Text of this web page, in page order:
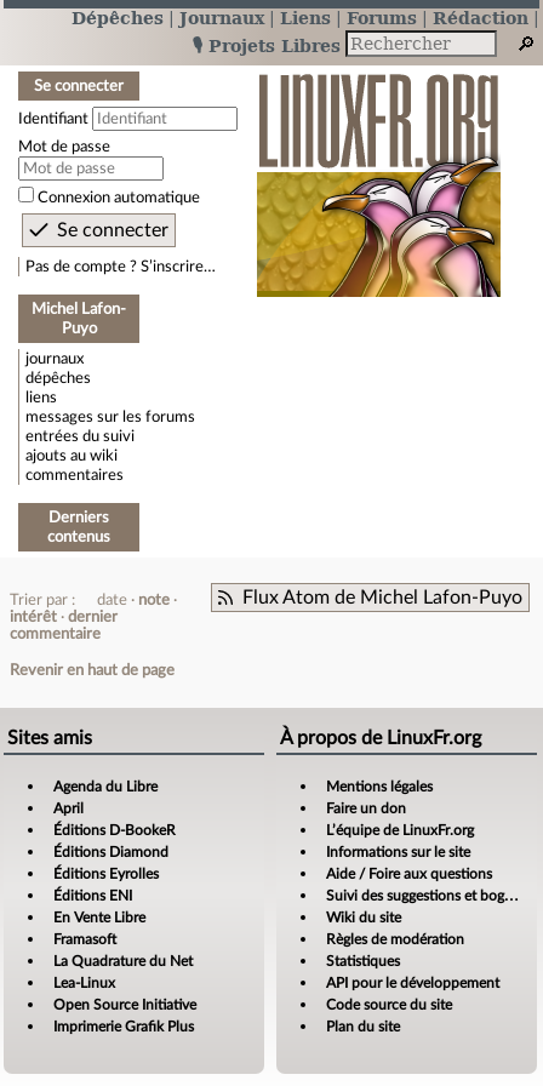
Dépêches Journaux Liens Forums
Rédaction
🎙️ Projets Libres
Se connecter
Identifiant
Mot de passe
Connexion automatique
Pas de compte ? S’inscrire…
Michel Lafon-
Puyo
journaux
dépêches
liens
messages sur les forums
entrées du suivi
ajouts au wiki
commentaires
Derniers
contenus
Flux Atom de Michel Lafon-Puyo
Trier par : date
note
intérêt
dernier
commentaire
Revenir en haut de page
Sites amis
Agenda du Libre
April
Éditions D-BookeR
Éditions Diamond
Éditions Eyrolles
Éditions ENI
En Vente Libre
Framasoft
La Quadrature du Net
Lea-Linux
Open Source Initiative
Imprimerie Grafik Plus
À propos de LinuxFr.org
Mentions légales
Faire un don
L’équipe de LinuxFr.org
Informations sur le site
Aide / Foire aux questions
Suivi des suggestions et bogues
Wiki du site
Règles de modération
Statistiques
API pour le développement
Code source du site
Plan du site